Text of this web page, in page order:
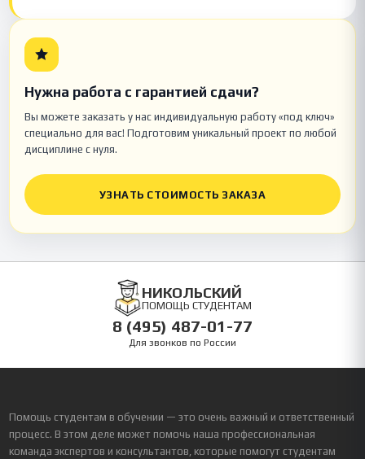
Нужна работа с гарантией сдачи?
Вы можете заказать у нас индивидуальную работу «под ключ»
специально для вас! Подготовим уникальный проект по любой
дисциплине с нуля.
УЗНАТЬ СТОИМОСТЬ ЗАКАЗА
НИКОЛЬСКИЙ
ПОМОЩЬ СТУДЕНТАМ
8 (495) 487-01-77
Для звонков по России
Помощь студентам в обучении — это очень важный и ответственный
процесс. В этом деле может помочь наша профессиональная
команда экспертов и консультантов, которые помогут студентам